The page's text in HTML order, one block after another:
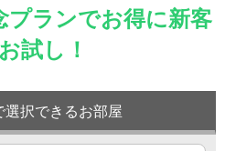
プランでお得に新客
試し！
選択できるお部屋